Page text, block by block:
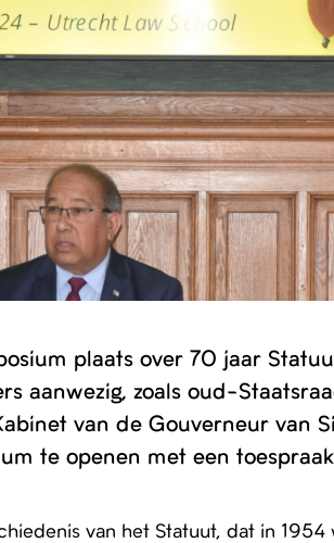
plaats over 70 jaar
aanwezig, zoals oud-
van de Gouverneur van
te openen met een
van het Statuut, dat in